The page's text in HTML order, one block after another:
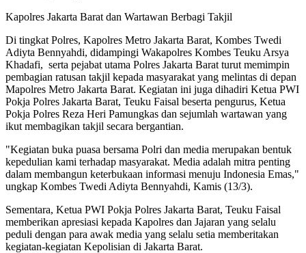
Kapolres Jakarta Barat dan Wartawan Berbagi Takjil
Di tingkat Polres, Kapolres Metro Jakarta Barat, Kombes Twedi
Adiyta Bennyahdi, didampingi Wakapolres Kombes Teuku Arsya
Khadafi, serta pejabat utama Polres Jakarta Barat turut memimpin
pembagian ratusan takjil kepada masyarakat yang melintas di depan
Mapolres Metro Jakarta Barat. Kegiatan ini juga dihadiri Ketua PWI
Pokja Polres Jakarta Barat, Teuku Faisal beserta pengurus, Ketua
Pokja Polres Reza Heri Pamungkas dan sejumlah wartawan yang
ikut membagikan takjil secara bergantian.
"Kegiatan buka puasa bersama Polri dan media merupakan bentuk
kepedulian kami terhadap masyarakat. Media adalah mitra penting
dalam membangun keterbukaan informasi menuju Indonesia Emas,"
ungkap Kombes Twedi Adiyta Bennyahdi, Kamis (13/3).
Sementara, Ketua PWI Pokja Polres Jakarta Barat, Teuku Faisal
memberikan apresiasi kepada Kapolres dan Jajaran yang selalu
peduli dengan para awak media yang selalu setia memberitakan
kegiatan-kegiatan Kepolisian di Jakarta Barat.